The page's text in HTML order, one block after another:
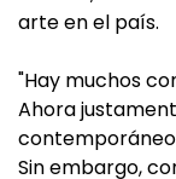
arte en el país.
"Hay muchos
Ahora
contemporáneo
Sin embargo,